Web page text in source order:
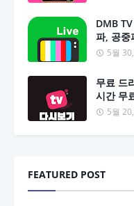
DMB
파, 공중
5월
무료 드
시간 무
5월
FEATURED POST